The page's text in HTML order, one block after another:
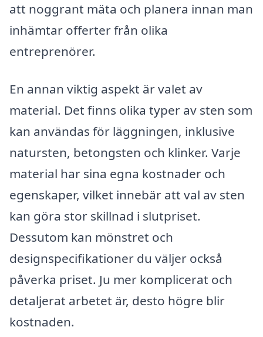
att noggrant mäta och planera innan man
inhämtar offerter från olika
entreprenörer.
En annan viktig aspekt är valet av
material. Det finns olika typer av sten som
kan användas för läggningen, inklusive
natursten, betongsten och klinker. Varje
material har sina egna kostnader och
egenskaper, vilket innebär att val av sten
kan göra stor skillnad i slutpriset.
Dessutom kan mönstret och
designspecifikationer du väljer också
påverka priset. Ju mer komplicerat och
detaljerat arbetet är, desto högre blir
kostnaden.